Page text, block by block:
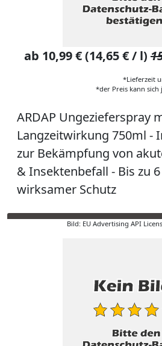
ab 10,99 € (14,65 € / l)
*Lieferzeit
*der Preis kann
ARDAP Ungezieferspray
Langzeitwirkung 750ml -
zur Bekämpfung von
& Insektenbefall - Bis zu
wirksamer Schutz
Bild: EU Advertising API